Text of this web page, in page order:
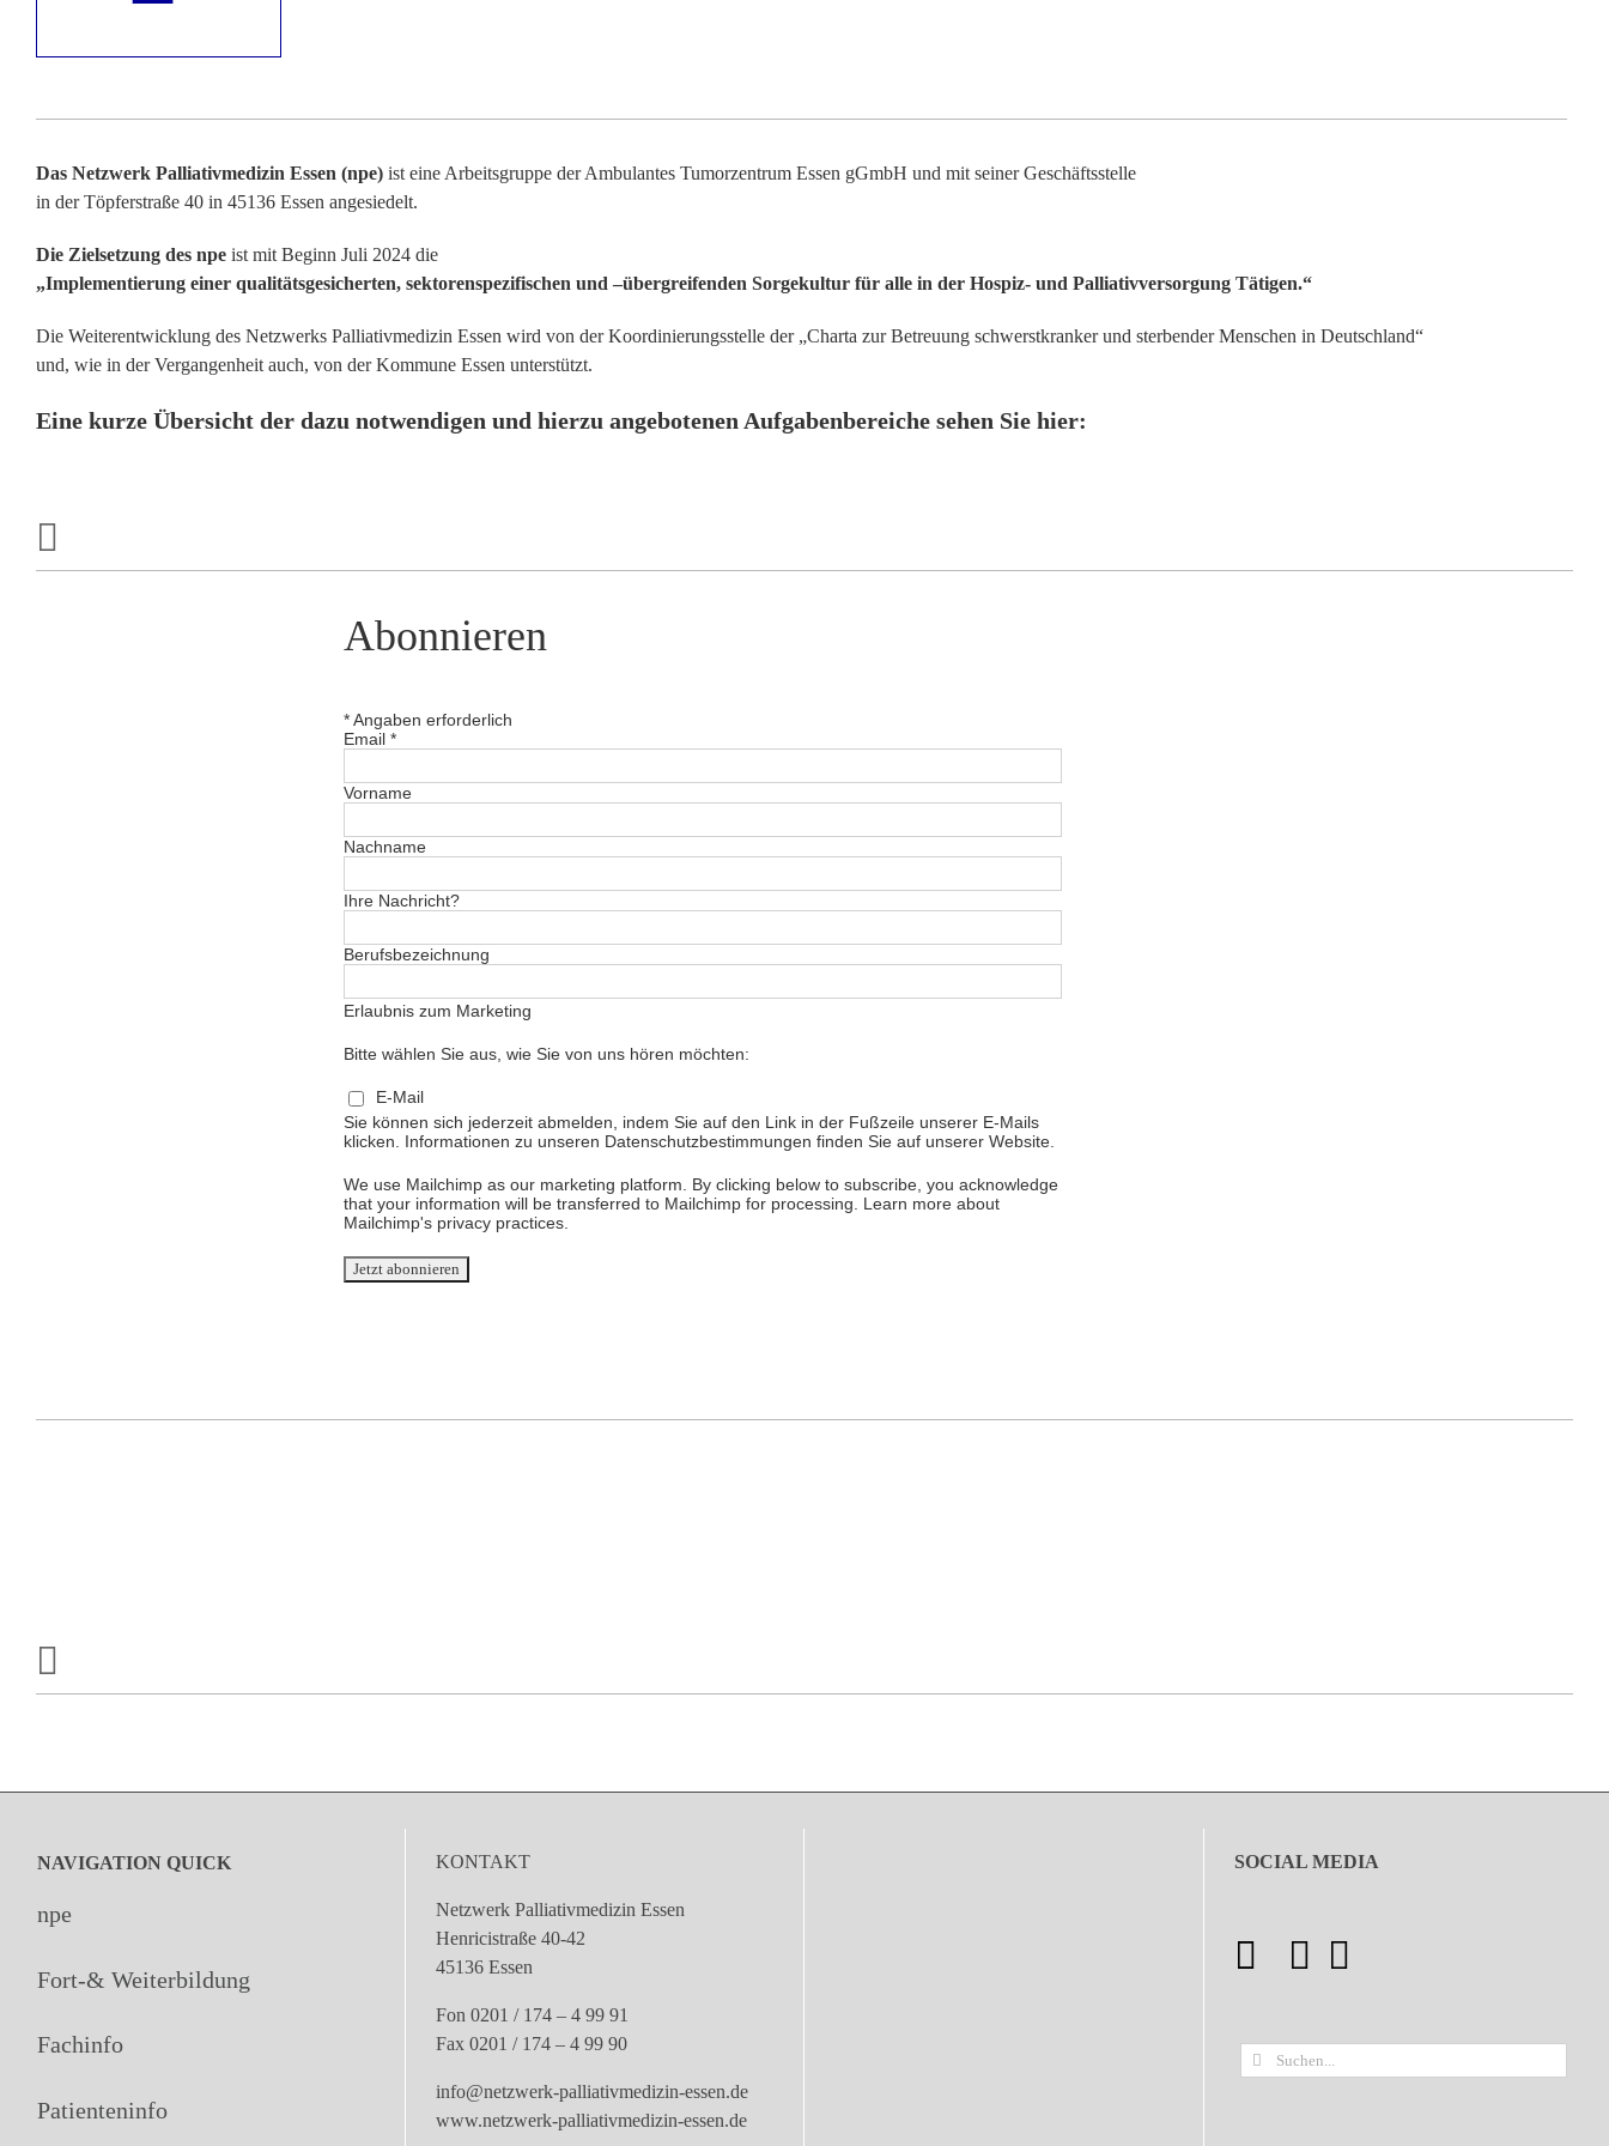
Das Netzwerk Palliativmedizin Essen (npe) ist eine Arbeitsgruppe derAmbulantes Tumorzentrum Essen gGmbH und mit seiner Geschäftsstelle
in der Töpferstraße 40 in 45136 Essen angesiedelt.
Die Zielsetzung des npe ist mit Beginn Juli 2024 die
„Implementierung einer qualitätsgesicherten, sektorenspezifischen und –übergreifenden Sorgekultur für alle in der Hospiz- und Palliativversorgung Tätigen.“
Die Weiterentwicklung des Netzwerks Palliativmedizin Essen wird von der Koordinierungsstelle der „Charta zur Betreuung schwerstkranker und sterbender Menschen in Deutschland“
und, wie in der Vergangenheit auch, von der Kommune Essen unterstützt.
Eine kurze Übersicht der dazu notwendigen und hierzu angebotenen Aufgabenbereiche sehen Sie hier:
Abonnieren
*Angaben erforderlich
Email *
Vorname
Nachname
Ihre Nachricht?
Berufsbezeichnung
Erlaubnis zum Marketing
Bitte wählen Sie aus, wie Sie von uns hören möchten:
E-Mail
Sie können sich jederzeit abmelden, indem Sie auf den Link in der Fußzeile unserer E-Mails
klicken. Informationen zu unseren Datenschutzbestimmungen finden Sie auf unserer Website.
We use Mailchimp as our marketing platform. By clicking below to subscribe, you acknowledge
that your information will be transferred to Mailchimp for processing. Learn moreabout
Mailchimp's privacy practices.
NAVIGATION QUICK
npe
Fort-& Weiterbildung
Fachinfo
Patienteninfo
KONTAKT
Netzwerk Palliativmedizin Essen
Henricistraße 40-42
45136 Essen
Fon 0201 / 174 – 4 99 91
Fax 0201 / 174 – 4 99 90
info@netzwerk-palliativmedizin-essen.de
www.netzwerk-palliativmedizin-essen.de
SOCIAL MEDIA
Suche